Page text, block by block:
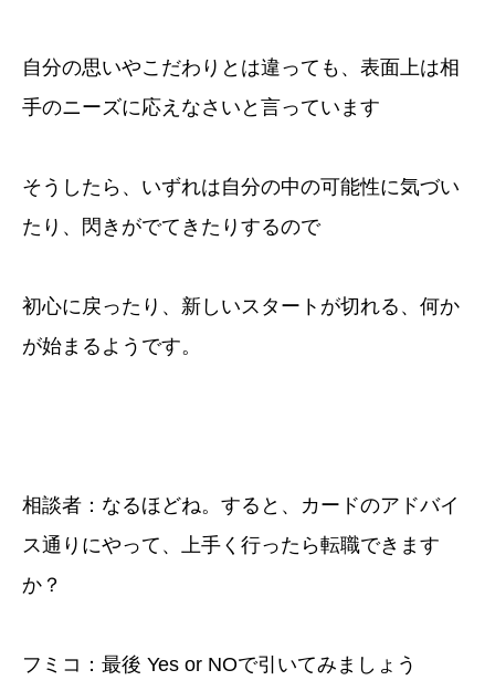
自分の思いやこだわりとは違っても、表面上は相
手のニーズに応えなさいと言っています
そうしたら、いずれは自分の中の可能性に気づい
たり、閃きがでてきたりするので
初心に戻ったり、新しいスタートが切れる、何か
が始まるようです。
相談者：なるほどね。すると、カードのアドバイ
ス通りにやって、上手く行ったら転職できます
か？
フミコ：最後 Yes or NOで引いてみましょう